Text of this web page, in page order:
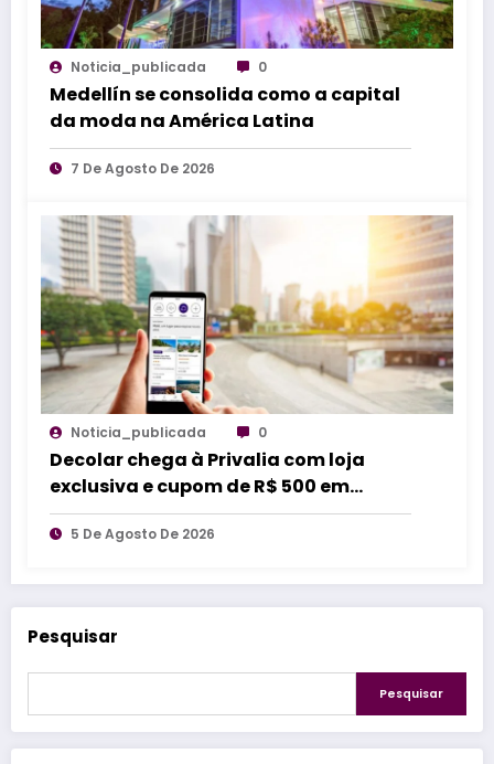
Noticia_publicada 0
Medellín se consolida como a capital
da moda na América Latina
7 De Agosto De 2026
Noticia_publicada 0
Decolar chega à Privalia com loja
exclusiva e cupom de R$ 500 em
parques da Disney
5 De Agosto De 2026
Pesquisar
Pesquisar